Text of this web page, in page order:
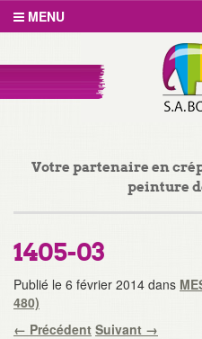
MENU
Votre partenaire en
peinture
1405-03
Publié le 6 février 2014 dans
480)
← Précédent Suivant →